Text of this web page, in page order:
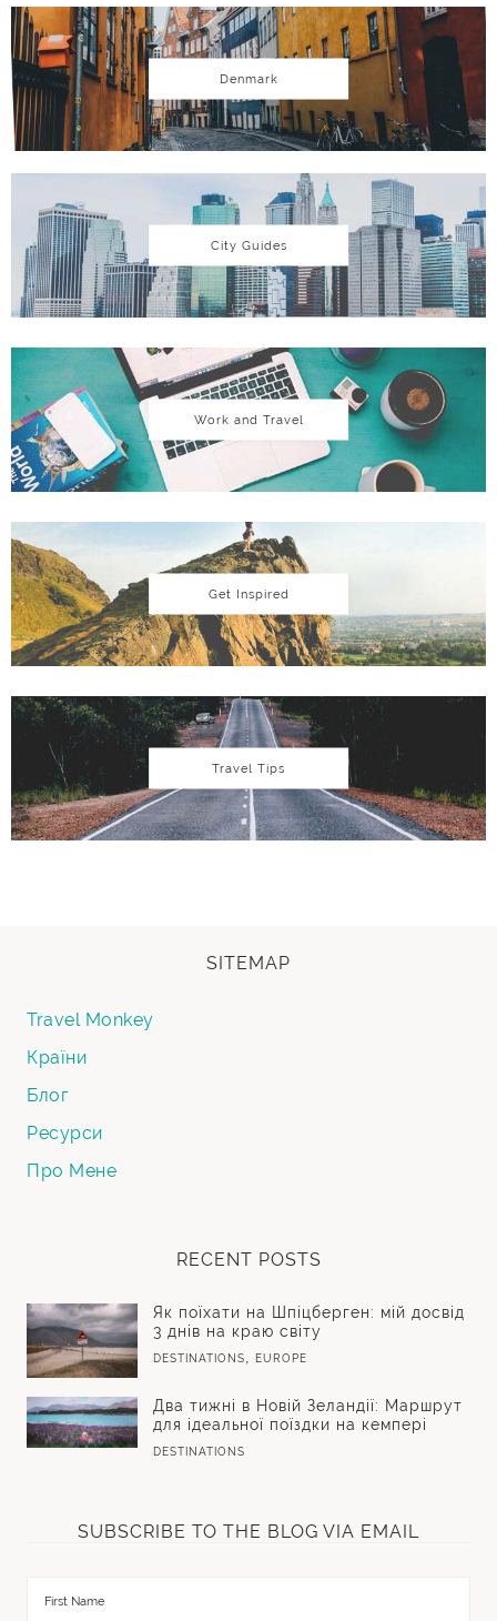
Denmark
City Guides
Work and Travel
Get Inspired
Travel Tips
SITEMAP
Travel Monkey
Країни
Блог
Ресурси
Про Мене
RECENT POSTS
Як поїхати на Шпіцберген: мій досвід
3 днів на краю світу
DESTINATIONS,EUROPE
Два тижні в Новій Зеландії: Маршрут
для ідеальної поїздки на кемпері
DESTINATIONS
SUBSCRIBE TO THE BLOG VIA EMAIL